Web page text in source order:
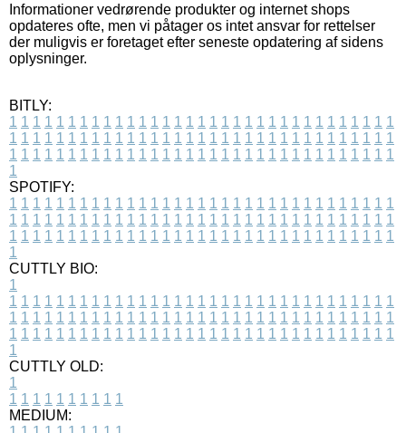
Informationer vedrørende produkter og internet shops
opdateres ofte, men vi påtager os intet ansvar for rettelser
der muligvis er foretaget efter seneste opdatering af sidens
oplysninger.
BITLY:
1 1 1 1 1 1 1 1 1 1 1 1 1 1 1 1 1 1 1 1 1 1 1 1 1 1 1 1 1 1 1 1 1
1 1 1 1 1 1 1 1 1 1 1 1 1 1 1 1 1 1 1 1 1 1 1 1 1 1 1 1 1 1 1 1 1
1 1 1 1 1 1 1 1 1 1 1 1 1 1 1 1 1 1 1 1 1 1 1 1 1 1 1 1 1 1 1 1 1
1
SPOTIFY:
1 1 1 1 1 1 1 1 1 1 1 1 1 1 1 1 1 1 1 1 1 1 1 1 1 1 1 1 1 1 1 1 1
1 1 1 1 1 1 1 1 1 1 1 1 1 1 1 1 1 1 1 1 1 1 1 1 1 1 1 1 1 1 1 1 1
1 1 1 1 1 1 1 1 1 1 1 1 1 1 1 1 1 1 1 1 1 1 1 1 1 1 1 1 1 1 1 1 1
1
CUTTLY BIO:
1
1 1 1 1 1 1 1 1 1 1 1 1 1 1 1 1 1 1 1 1 1 1 1 1 1 1 1 1 1 1 1 1 1
1 1 1 1 1 1 1 1 1 1 1 1 1 1 1 1 1 1 1 1 1 1 1 1 1 1 1 1 1 1 1 1 1
1 1 1 1 1 1 1 1 1 1 1 1 1 1 1 1 1 1 1 1 1 1 1 1 1 1 1 1 1 1 1 1 1
1
CUTTLY OLD:
1
1 1 1 1 1 1 1 1 1 1
MEDIUM: